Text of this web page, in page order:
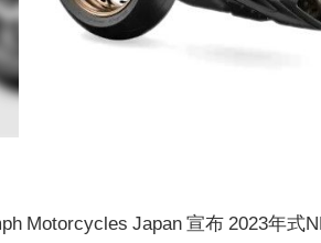
Motorcycles Japan 宣布 2023年式